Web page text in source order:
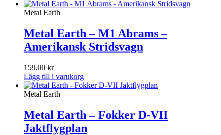
Metal Earth
Metal Earth – M1 Abrams –
Amerikansk Stridsvagn
159.00 kr
Lägg till i varukorg
Metal Earth
Metal Earth – Fokker D-VII
Jaktflygplan